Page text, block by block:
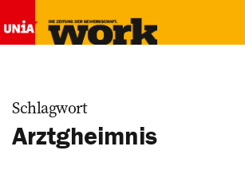
Schlagwort
Arztgheimnis